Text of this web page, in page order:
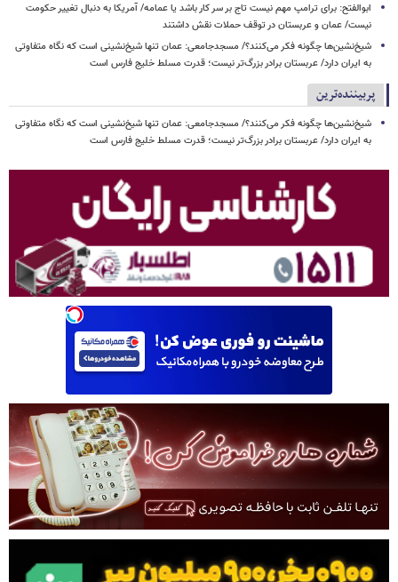
ابوالفتح: برای ترامپ مهم نیست تاج بر سر کار باشد یا عمامه/ آمریکا به دنبال تغییر حکومت
نیست/ عمان و عربستان در توقف حملات نقش داشتند
شیخ‌نشین‌ها چگونه فکر می‌کنند؟/ مسجدجامعی: عمان تنها شیخ‌نشینی است که نگاه متفاوتی
به ایران دارد/ عربستان برادر بزرگ‌تر نیست؛ قدرت مسلط خلیج فارس است
پربیننده‌ترین
شیخ‌نشین‌ها چگونه فکر می‌کنند؟/ مسجدجامعی: عمان تنها شیخ‌نشینی است که نگاه متفاوتی
به ایران دارد/ عربستان برادر بزرگ‌تر نیست؛ قدرت مسلط خلیج فارس است